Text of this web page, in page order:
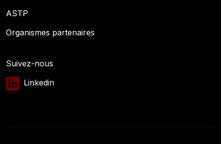
ASTP
Organismes partenaires
Suivez-nous
Linkedin